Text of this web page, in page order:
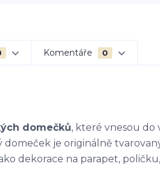
Komentáře 0
domečků, které vnesou do
je originálně
dekorace na parapet,